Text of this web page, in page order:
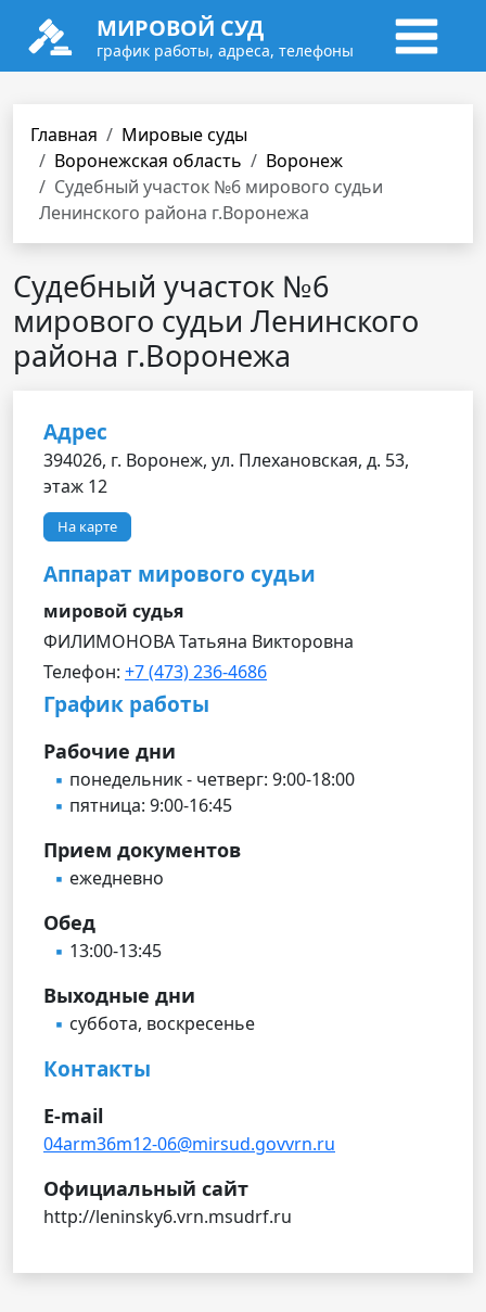
МИРОВОЙ СУД
график работы, адреса, телефоны
Главная
Мировые суды
Воронежская область
Воронеж
Судебный участок №6 мирового судьи
Ленинского района г.Воронежа
Судебный участок №6
мирового судьи Ленинского
района г.Воронежа
Адрес
394026, г. Воронеж, ул. Плехановская, д. 53,
этаж 12
На карте
Аппарат мирового судьи
мировой судья
ФИЛИМОНОВА Татьяна Викторовна
Телефон: +7 (473) 236-4686
График работы
Рабочие дни
понедельник - четверг: 9:00-18:00
пятница: 9:00-16:45
Прием документов
ежедневно
Обед
13:00-13:45
Выходные дни
суббота, воскресенье
Контакты
E-mail
04arm36m12-06@mirsud.govvrn.ru
Официальный сайт
http://leninsky6.vrn.msudrf.ru